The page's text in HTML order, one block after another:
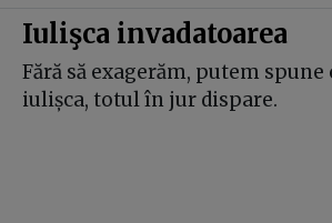
Iulişca invadatoarea
Fără să exagerăm, putem spune
iulișca, totul în jur dispare.